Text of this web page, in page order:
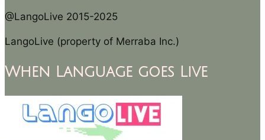
@LangoLive 2015-2025
LangoLive (property of Merraba Inc.)
When Language goes Live